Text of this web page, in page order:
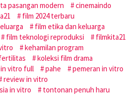
pasangan modern
cinemaindo
film 2024 terbaru
film etika dan keluarga
film teknologi reproduksi
filmkita21
kehamilan program
koleksi film drama
vitro full pahe
pemeran in vitro
review in vitro
in vitro
tontonan penuh haru